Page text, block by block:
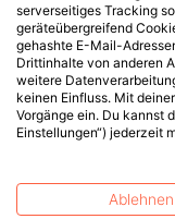
serverseitiges Tracking
geräteübergreifend
gehashte E-Mail-
Drittinhalte von anderen
weitere
keinen Einfluss. Mit
Vorgänge ein. Du kannst
Einstellungen“) jederzeit
Ablehnen